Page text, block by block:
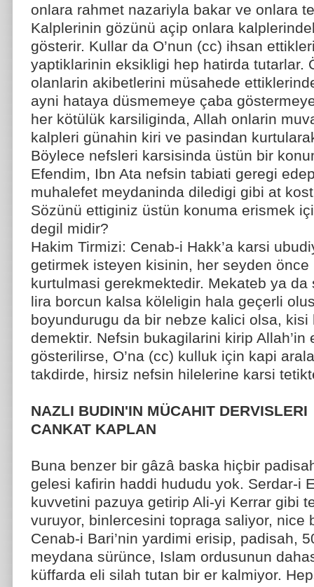
onlara rahmet nazariyla bakar ve onlara
Kalplerinin gözünü açip onlara
gösterir. Kullar da O’nun (cc) ihsan
yaptiklarinin eksikligi hep hatirda tutarlar.
olanlarin akibetlerini müsahede
ayni hataya düsmemeye çaba
her kötülük karsiliginda, Allah onlarin
kalpleri günahin kiri ve pasindan
Böylece nefsleri karsisinda üstün bir
Efendim, Ibn Ata nefsin tabiati geregi
muhalefet meydaninda diledigi gibi at
Sözünü ettiginiz üstün konuma erismek
degil midir?
Hakim Tirmizi: Cenab-i Hakk’a karsi
getirmek isteyen kisinin, her seyden
kurtulmasi gerekmektedir. Mekateb ya
lira borcun kalsa köleligin hala geçerli
boyundurugu da bir nebze kalici olsa,
demektir. Nefsin bukagilarini kirip
gösterilirse, O’na (cc) kulluk için kapi
takdirde, hirsiz nefsin hilelerine karsi
NAZLI BUDIN'IN MÜCAHIT DERVISLERI
CANKAT KAPLAN
Buna benzer bir gâzâ baska hiçbir
gelesi kafirin haddi hududu yok. Serdar-i
kuvvetini pazuya getirip Ali-yi Kerrar gibi
vuruyor, binlercesini topraga saliyor, nice
Cenab-i Bari’nin yardimi erisip, padisah,
meydana sürünce, Islam ordusunun
küffarda eli silah tutan bir er kalmiyor.